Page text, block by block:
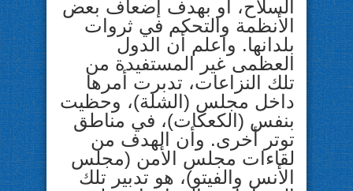
السلاح، أو بهدف إضعاف بعض
الأنظمة والتحكم في ثروات
بلدانها. واعلم أن الدول
العظمى غير المستفيدة من
تلك النزاعات، تدبرت أمرها
داخل مجلس (الشلة)، وحظيت
بنفس (الكعكات)، في مناطق
توتر أخرى. وأن الهدف من
لقاءات مجلس الأمن (مجلس
الأنس والفيتو)، هو تدبير تلك